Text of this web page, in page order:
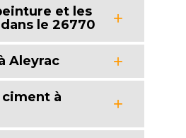
et les
le 26770
Aleyrac
à